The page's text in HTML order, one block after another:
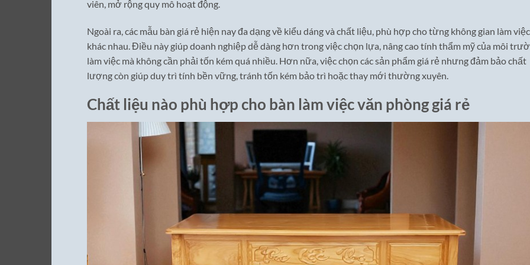
viên, mở rộng quy mô hoạt động.
Ngoài ra, các mẫu bàn giá rẻ hiện nay đa dạng về kiểu dáng và chất liệu, phù hợp cho từng không gian làm việc
khác nhau. Điều này giúp doanh nghiệp dễ dàng hơn trong việc chọn lựa, nâng cao tính thẩm mỹ của môi
làm việc mà không cần phải tốn kém quá nhiều. Hơn nữa, việc chọn các sản phẩm giá rẻ nhưng đảm bảo chất
lượng còn giúp duy trì tính bền vững, tránh tốn kém bảo trì hoặc thay mới thường xuyên.
Chất liệu nào phù hợp cho bàn làm việc văn phòng giá rẻ